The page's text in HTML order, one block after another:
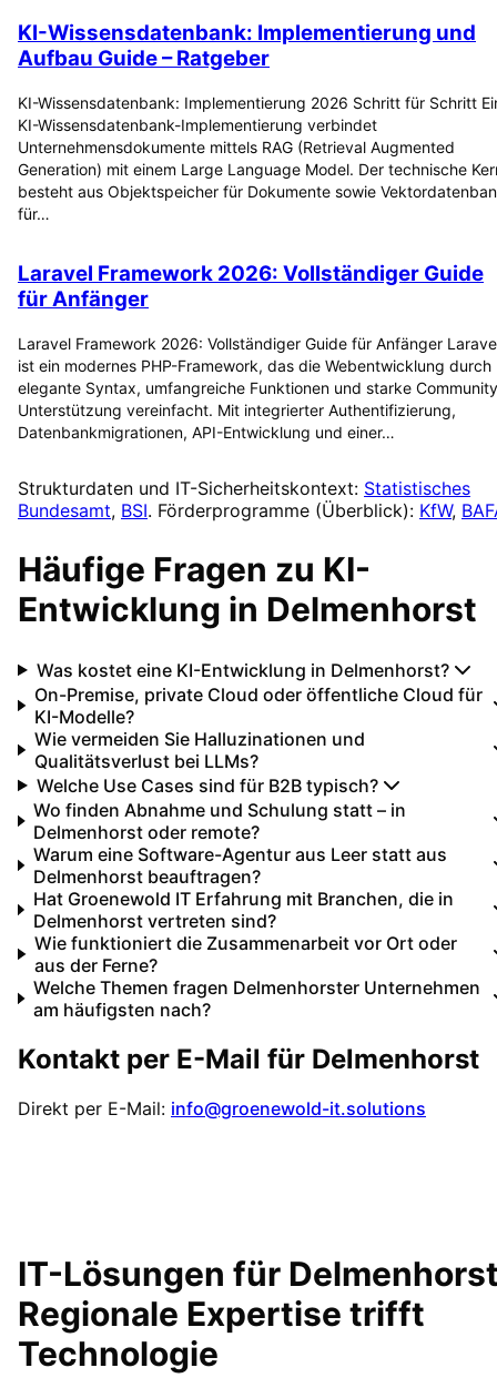
KI-Wissensdatenbank: Implementierung und
Aufbau Guide – Ratgeber
KI-Wissensdatenbank: Implementierung 2026 Schritt für Schritt
KI-Wissensdatenbank-Implementierung verbindet
Unternehmensdokumente mittels RAG (Retrieval Augmented
Generation) mit einem Large Language Model. Der technische
besteht aus Objektspeicher für Dokumente sowie
für…
Laravel Framework 2026: Vollständiger Guide
für Anfänger
Laravel Framework 2026: Vollständiger Guide für Anfänger
ist ein modernes PHP-Framework, das die Webentwicklung durch
elegante Syntax, umfangreiche Funktionen und starke
Unterstützung vereinfacht. Mit integrierter Authentifizierung,
Datenbankmigrationen, API-Entwicklung und einer…
Strukturdaten und IT-Sicherheitskontext: Statistisches
Bundesamt, BSI. Förderprogramme (Überblick): KfW,
Häufige Fragen zu KI-
Entwicklung in Delmenhorst
Was kostet eine KI-Entwicklung in Delmenhorst?
On-Premise, private Cloud oder öffentliche Cloud für
KI-Modelle?
Wie vermeiden Sie Halluzinationen und
Qualitätsverlust bei LLMs?
Welche Use Cases sind für B2B typisch?
Wo finden Abnahme und Schulung statt – in
Delmenhorst oder remote?
Warum eine Software-Agentur aus Leer statt aus
Delmenhorst beauftragen?
Hat Groenewold IT Erfahrung mit Branchen, die in
Delmenhorst vertreten sind?
Wie funktioniert die Zusammenarbeit vor Ort oder
aus der Ferne?
Welche Themen fragen Delmenhorster Unternehmen
am häufigsten nach?
Kontakt per E-Mail für Delmenhorst
Direkt per E-Mail: info@groenewold-it.solutions
IT-Lösungen für
Regionale Expertise trifft
Technologie